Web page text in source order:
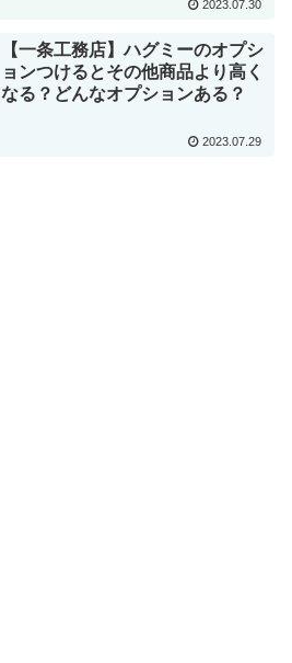
2023.07.30
【一条工務店】ハグミーのオプシ
ョンつけるとその他商品より高く
なる？どんなオプションある？
2023.07.29